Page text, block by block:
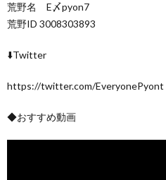
荒野名 E〆pyon7
荒野ID 3008303893
⬇️Twitter
https://twitter.com/EveryonePyont
◆おすすめ動画